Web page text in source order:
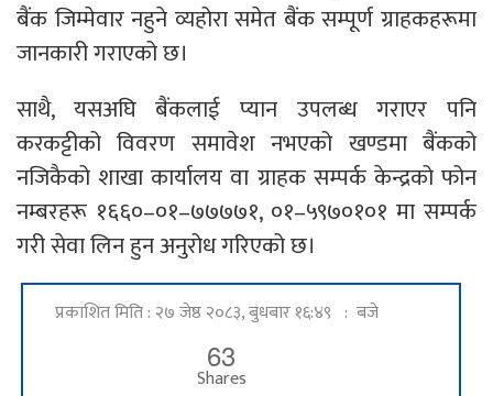
बैंक जिम्मेवार नहुने व्यहोरा समेत बैंक सम्पूर्ण ग्राहकहरूमा
जानकारी गराएको छ।
साथै, यसअघि बैंकलाई प्यान उपलब्ध गराएर पनि
करकट्टीको विवरण समावेश नभएको खण्डमा बैंकको
नजिकैको शाखा कार्यालय वा ग्राहक सम्पर्क केन्द्रको फोन
नम्बरहरू १६६०–०१–७७७७१, ०१–५९७०१०१ मा सम्पर्क
गरी सेवा लिन हुन अनुरोध गरिएको छ।
प्रकाशित मिति : २७ जेष्ठ २०८३, बुधबार १६:४९ : बजे
63
Shares